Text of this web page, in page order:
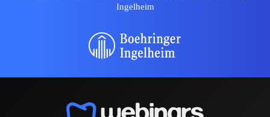
Ingelheim